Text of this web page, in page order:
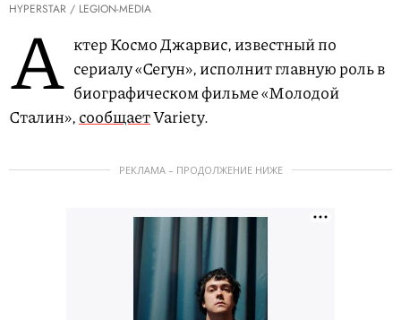
HYPERSTAR / LEGION-MEDIA
А ктер Космо Джарвис, известный по
сериалу «Сегун», исполнит главную роль в
биографическом фильме «Молодой
Сталин»,сообщаетVariety.
РЕКЛАМА – ПРОДОЛЖЕНИЕ НИЖЕ